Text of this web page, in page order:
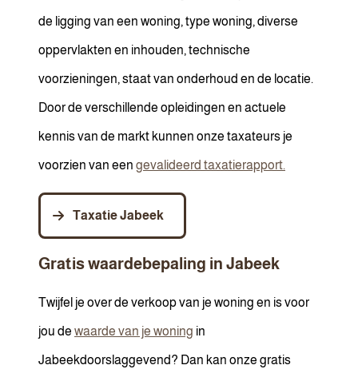
de ligging van een woning, type woning, diverse
oppervlakten en inhouden, technische
voorzieningen, staat van onderhoud en de locatie.
Door de verschillende opleidingen en actuele
kennis van de markt kunnen onze taxateurs je
voorzien van een gevalideerd taxatierapport.
Taxatie Jabeek
Gratis waardebepaling in Jabeek
Twijfel je over de verkoop van je woning en is voor
jou de waarde van je woning in
Jabeekdoorslaggevend? Dan kan onze gratis